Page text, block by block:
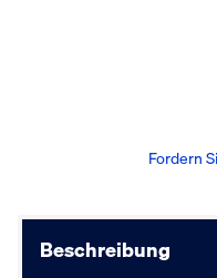
Fordern
Beschreibung